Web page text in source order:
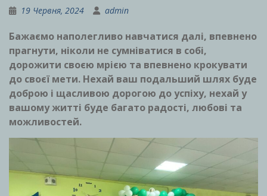
19 Червня, 2024 admin
Бажаємо наполегливо навчатися далі, впевнено
прагнути, ніколи не сумніватися в собі,
дорожити своєю мрією та впевнено крокувати
до своєї мети. Нехай ваш подальший шлях буде
доброю і щасливою дорогою до успіху, нехай у
вашому житті буде багато радості, любові та
можливостей.